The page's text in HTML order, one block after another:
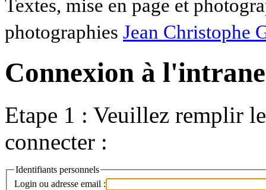
Textes, mise en page et
photographies Jean Christophe
Connexion à
Etape 1 : Veuillez remplir
connecter :
Identifiants personnels
Login ou adresse email :